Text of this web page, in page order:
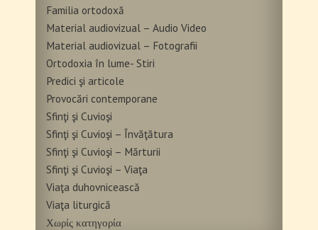
Familia ortodoxă
Material audiovizual – Audio Video
Material audiovizual – Fotografii
Ortodoxia în lume- Stiri
Predici şi articole
Provocări contemporane
Sfinţi şi Cuvioşi
Sfinţi şi Cuvioşi – Învăţătura
Sfinţi şi Cuvioşi – Mărturii
Sfinţi şi Cuvioşi – Viaţa
Viaţa duhovnicească
Viaţa liturgică
Χωρίς κατηγορία